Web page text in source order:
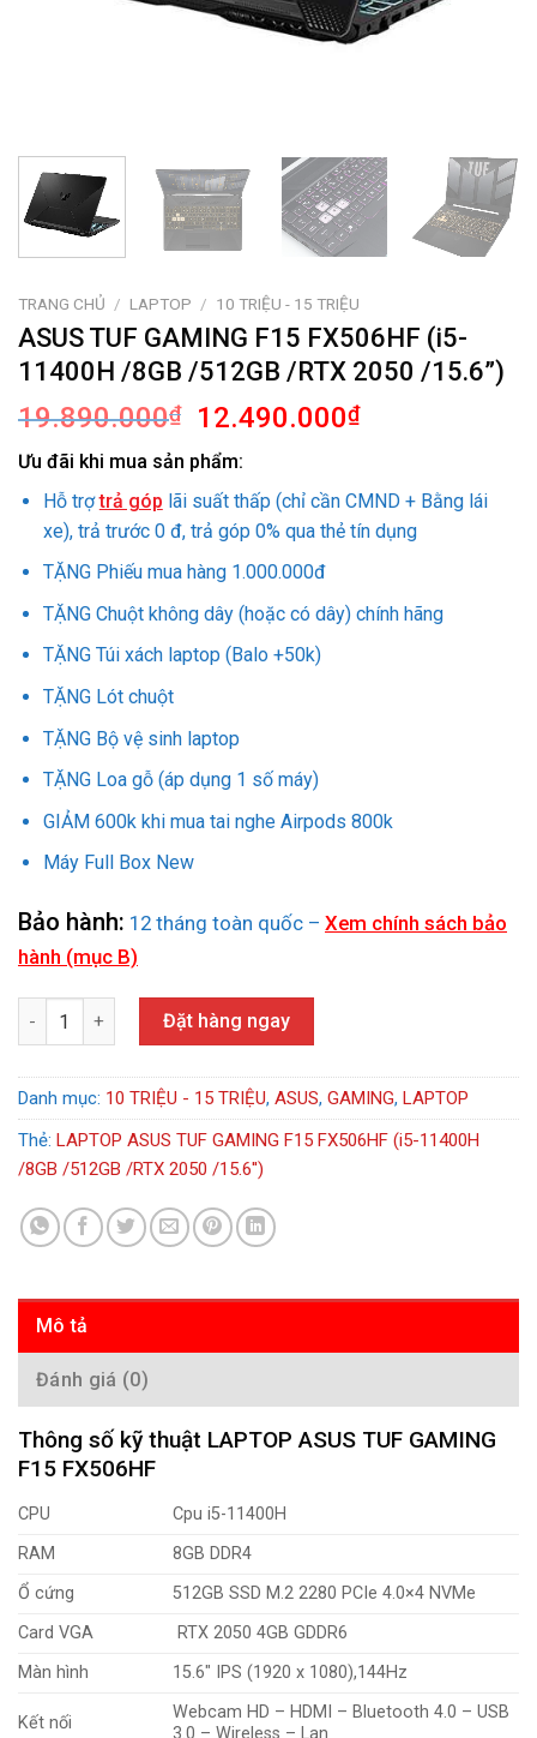
TRANG CHỦ / LAPTOP / 10 TRIỆU - 15 TRIỆU
ASUS TUF GAMING F15 FX506HF (i5-
11400H /8GB /512GB /RTX 2050 /15.6”)
19.890.000₫
Giá
gốc
là:
19.890.000₫.
12.490.000₫Giá
là:
12.490.000₫.
Ưu đãi khi mua sản phẩm:
Hỗ trợtrả góp lãi suất thấp (chỉ cần CMND + Bằng lái
xe), trả trước 0 đ, trả góp 0% qua thẻ tín dụng
TẶNG Phiếu mua hàng 1.000.000đ
TẶNG Chuột không dây (hoặc có dây) chính hãng
TẶNG Túi xách laptop (Balo +50k)
TẶNG Lót chuột
TẶNG Bộ vệ sinh laptop
TẶNG Loa gỗ (áp dụng 1 số máy)
GIẢM 600k khi mua tai nghe Airpods 800k
Máy Full Box New
Bảo hành: 12 tháng toàn quốc – Xem chính sách bảo
hành (mục B)
ASUS TUF GAMING F15 FX506HF (i5-11400H /8GB /512GB /
Đặt hàng ngay
Danh mục: 10 TRIỆU - 15 TRIỆU, ASUS, GAMING, LAPTOP
Thẻ: LAPTOP ASUS TUF GAMING F15 FX506HF (i5-11400H
/8GB /512GB /RTX 2050 /15.6'')
Mô tả
Đánh giá (0)
Thông số kỹ thuật LAPTOP ASUS TUF GAMING
F15 FX506HF
CPU
Cpu i5-11400H
RAM
8GB DDR4
Ổ cứng
512GB SSD M.2 2280 PCIe 4.0×4 NVMe
Card VGA
RTX 2050 4GB GDDR6
Màn hình
15.6″ IPS (1920 x 1080),144Hz
Kết nối
Webcam HD – HDMI – Bluetooth 4.0 – USB
3.0 – Wireless – Lan